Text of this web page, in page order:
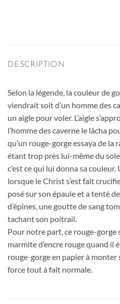
DESCRIPTION
Selon la légende, la couleur de
viendrait soit d’un homme des
un aigle pour voler. L’aigle
l’homme des caverne le lâcha
qu’un rouge-gorge essaya de la
étant trop près lui-même du
c’est ce qui lui donna sa
lorsque le Christ s’est fait
posé sur son épaule et a tenté
d’épines, une goutte de sang
tachant son poitrail.
Pour notre part, ce rouge-gorge
marmite d’encre rouge quand
rouge-gorge en papier à monter
force tout à fait normale.